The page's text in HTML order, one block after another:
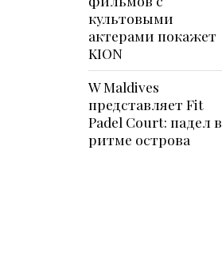
культовыми
актерами покажет
KION
W Maldives
представляет Fit
Padel Court: падел в
ритме острова